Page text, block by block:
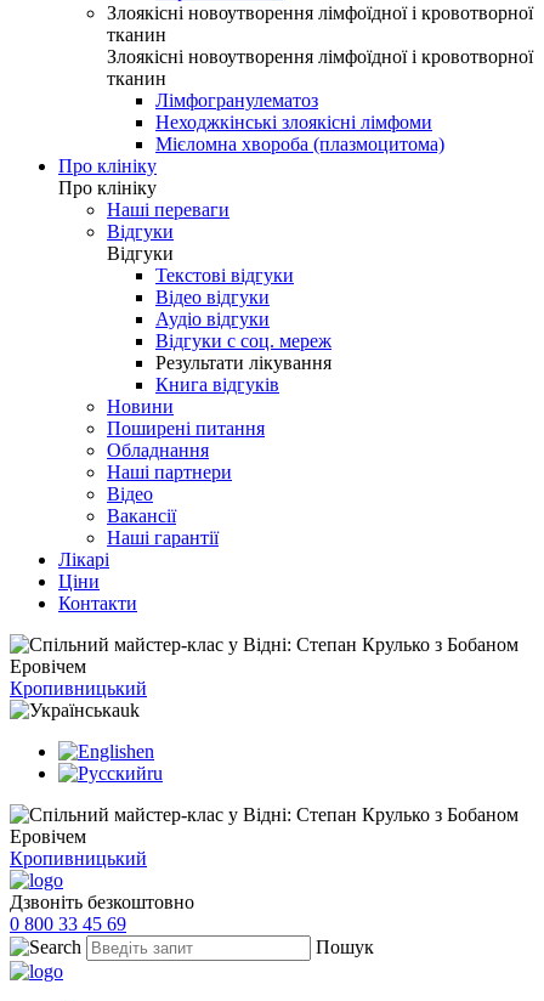
Злоякісні новоутворення лімфоїдної і кровотворної
тканин
Злоякісні новоутворення лімфоїдної і кровотворної
тканин
Лімфогранулематоз
Неходжкінські злоякісні лімфоми
Мієломна хвороба (плазмоцитома)
Про клініку
Про клініку
Наші переваги
Відгуки
Відгуки
Текстові відгуки
Відео відгуки
Аудіо відгуки
Відгуки с соц. мереж
Результати лікування
Книга відгуків
Новини
Поширені питання
Обладнання
Наші партнери
Відео
Вакансії
Наші гарантії
Лікарі
Ціни
Контакти
Кропивницький
uk
en
ru
Кропивницький
Дзвоніть безкоштовно
0 800 33 45 69
Пошук